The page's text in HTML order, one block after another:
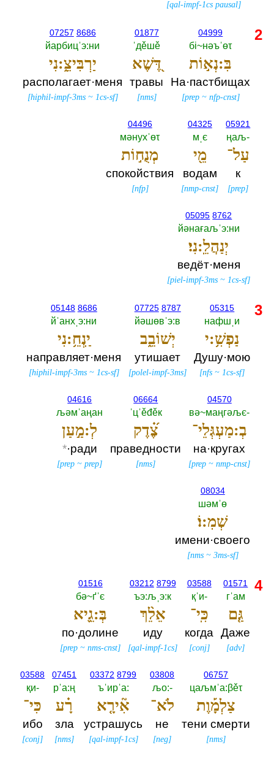
[qal-impf-1cs pausal]
04999
бi~нәъˈөτ
בִּ:נְא֣וֹת
На·пастбищах
[prep~ nfp-cnst]
01877
ˈдěшě
דֶּ֭שֶׁא
травы
[nms]
07257 8686
йарбицˈэ:ни
יַרְבִּיצֵ֑:נִי
располагает·меня
[hiphil-impf-3ms~ 1cs-sf]
05921
ңаљ-‎
עַל־
к
[prep]
04325
мˌє
מֵ֖י
водам
[nmp-cnst]
04496
мәнухˈөτ
מְנֻח֣וֹת
спокойствия
[nfp]
05095 8762
йәнағаљˈэ:ни
יְנַהֲלֵֽ:נִי׃
ведёт·меня
[piel-impf-3ms ~1cs-sf]
2
05315
нафшˌи
נַפְשִׁ֥:י
Душу·мою
[nfs ~1cs-sf]
07725 8787
йәшөвˈэ:в
יְשׁוֹבֵ֑ב
утишает
[polel-impf-3ms]
05148 8686
йˈанхˌэ:ни
יַֽנְחֵ֥:נִי
направляет·меня
[hiphil-impf-3ms~ 1cs-sf]
04570
вә~маңгәљє-‎
בְ:מַעְגְּלֵי־
на·кругах
[prep ~nmp-cnst]
06664
ˈцˈěđěк
צֶ֝֗דֶק
праведности
[nms]
04616
љәмˈаңан
לְ:מַ֣עַן
*·ради
[prep ~prep]
08034
шәмˈө
שְׁמֽ:וֹ׃
имени·своего
[nms~ 3ms-sf]
3
01571
гˈам
גַּ֤ם
Даже
[adv]
03588
қˈи-‎
כִּֽי־
когда
[conj]
03212 8799
ъэ:љˌэ:к
אֵלֵ֨ךְ
иду
[qal-impf-1cs]
01516
бә~ґˈє
בְּ:גֵ֪יא
по·долине
[prep ~nms-cnst]
06757
цаљмˈа:βěτ
צַלְמָ֡וֶת
тени смерти
[nms]
03808
љо:-‎
לֹא־
не
[neg]
03372 8799
ъˈирˈа:‎
אִ֘ירָ֤א
устрашусь
[qal-impf-1cs]
07451
рˈа:ң
רָ֗ע
зла
[nms]
03588
қи-‎
כִּי־
ибо
[conj]
4